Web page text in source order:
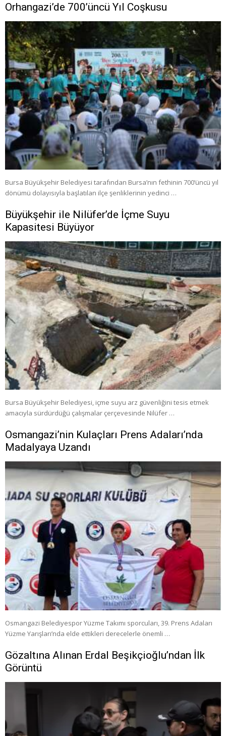
Orhangazi’de 700’üncü Yıl Coşkusu
Bursa Büyükşehir Belediyesi tarafından Bursa’nın fethinin 700’üncü yıl
dönümü dolayısıyla başlatılan ilçe şenliklerinin yedinci …
Büyükşehir ile Nilüfer’de İçme Suyu
Kapasitesi Büyüyor
Bursa Büyükşehir Belediyesi, içme suyu arz güvenliğini tesis etmek
amacıyla sürdürdüğü çalışmalar çerçevesinde Nilüfer …
Osmangazi’nin Kulaçları Prens Adaları’nda
Madalyaya Uzandı
Osmangazi Belediyespor Yüzme Takımı sporcuları, 39. Prens Adaları
Yüzme Yarışları’nda elde ettikleri derecelerle önemli …
Gözaltına Alınan Erdal Beşikçioğlu’ndan İlk
Görüntü